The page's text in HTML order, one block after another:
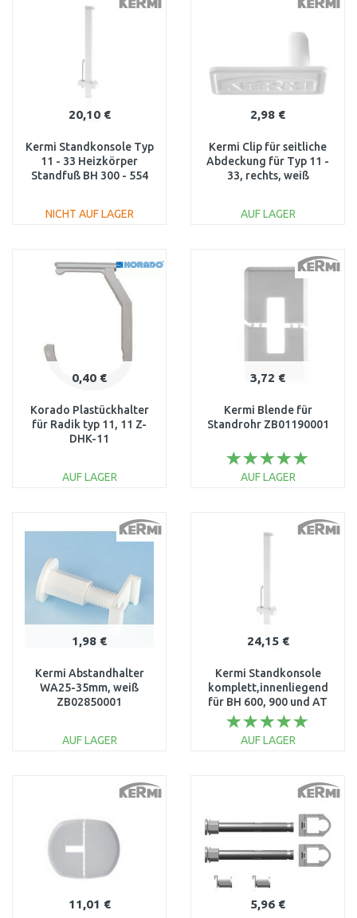
20,10 €
Kermi Standkonsole Typ
11 - 33 Heizkörper
Standfuß BH 300 - 554
NICHT AUF LAGER
Vergleichen
2,98 €
Kermi Clip für seitliche
Abdeckung für Typ 11 -
33, rechts, weiß
AUF LAGER
Vergleichen
0,40 €
Korado Plastückhalter
für Radik typ 11, 11 Z-
DHK-11
AUF LAGER
Vergleichen
3,72 €
Kermi Blende für
Standrohr ZB01190001
AUF LAGER
1,98 €
Kermi Abstandhalter
WA25-35mm, weiß
ZB02850001
AUF LAGER
24,15 €
Kermi Standkonsole
komplett,innenliegend
für BH 600, 900 und AT
954 mm ZB01380002
AUF LAGER
11,01 € 5,96 €